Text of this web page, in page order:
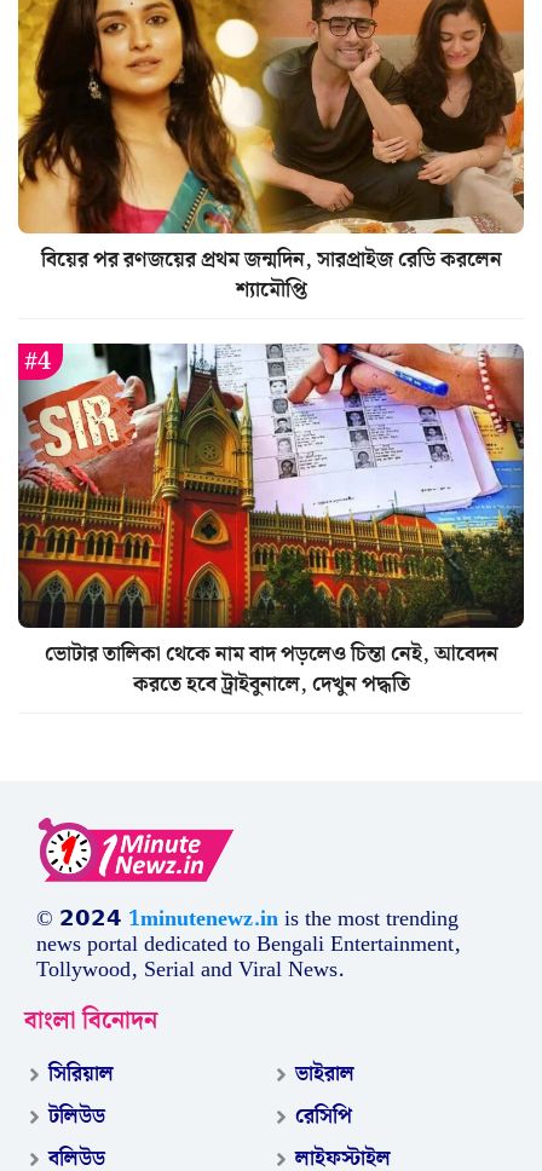
বিয়ের পর রণজয়ের প্রথম জন্মদিন, সারপ্রাইজ রেডি করলেন
শ্যামৌপ্তি
ভোটার তালিকা থেকে নাম বাদ পড়লেও চিন্তা নেই, আবেদন
করতে হবে ট্রাইবুনালে, দেখুন পদ্ধতি
© 𝟮𝟬𝟮𝟰 1minutenewz.inis the most trending
news portal dedicated to Bengali Entertainment,
Tollywood, Serial and Viral News.
বাংলা বিনোদন
সিরিয়াল
টলিউড
বলিউড
ভাইরাল
রেসিপি
লাইফস্টাইল